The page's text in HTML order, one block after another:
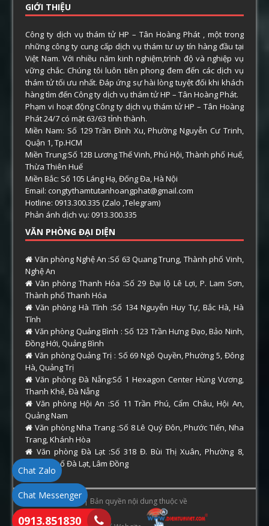
GIỚI THIỆU
Công ty dịch vụ thám tử HP – Tân Hoàng Phát , một trong
những công ty cung cấp dịch vụ thám tư uy tín hàng đầu tại
Việt Nam. Với nhiều năm kinh nghiệm,trình độ và nghiệp vụ
vững chắc. Chúng tôi luôn tiên phong đem đến các dịch vụ
thám tử tối ưu nhất. Đáp ứng sự hài lòng tuyệt đối khi khách
hàng tìm đến Công ty dịch vụ thám tử HP – Tân Hoàng Phát.
Phạm vi hoạt động Công ty dịch vụ thám tử HP – Tân Hoàng
Phát 24/7 có mặt 63/63 tỉnh thành.
Miền Nam: Số 129 Trần Đình Xu, Phường Nguyễn Cư Trinh,
Quận 1, Tp.HCM
Miền Trung:Số 12B Lương Thế Vinh, Phú Hội, Thành phố Huế,
Thừa Thiên Huế
Miền Bắc: Số 105 Láng Hạ, Đống Đa, Hà Nội
Email: congtythamtutanhoangphat@gmail.com
Hotline: 0913.300.335 (Zalo ,Telegram)
Phản ánh dịch vụ: 0913.300.335
VĂN PHÒNG ĐẠI DIỆN
Văn phòng Nghệ An :Số 63 Quang Trung, Thành phố Vinh,
Nghệ An
Văn phòng Thanh Hóa :Số 29 Đại lộ Lê Lợi, P. Lam Sơn,
Thành phố Thanh Hóa
Văn phòng Hà Tĩnh :Số 134 Nguyễn Huy Tự, Bắc Hà, Hà
Tĩnh
Văn phòng Quảng Bình : Số 123 Trần Hưng Đạo, Bảo Ninh,
Đồng Hới, Quảng Bình
Văn phòng Quảng Trị : Số 69 Ngô Quyền, Phường 5, Đông
Hà, Quảng Trị
Văn phòng Đà Nẵng:Số 1 Hexagon Center Hùng Vương,
Thanh Khê, Đà Nẵng
Văn phòng Hội An :Số 11 Trần Phú, Cẩm Châu, Hội An,
Quảng Nam
Văn phòng Nha Trang :Số 8 Lê Quý Đôn, Phước Tiến, Nha
Trang, Khánh Hòa
Văn phòng Đà Lạt :Số 318 Đ. Bùi Thị Xuân, Phường 8,
Thành phố Đà Lạt, Lâm Đồng
Copyright © 2026 | Bản quyền nội dung thuộc về
Chat Zalo
Chat Messenger
0913.851830